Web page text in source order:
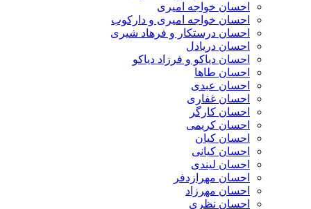
احسان خواجه امیری
احسان خواجه امیری و دارکوب
احسان درستكار و فرهاد شيرى
احسان دریادل
احسان دیاکو و فرزاد دیاکو
احسان طاها
احسان عبدی
احسان غفاری
احسان کارگر
احسان کریمی
احسان کیان
احسان کیانی
احسان لیندی
احسان مهرازدفر
احسان مهرزاد
احسان نظری